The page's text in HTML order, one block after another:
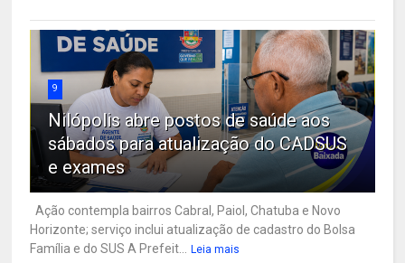
9
Nilópolis abre postos de saúde aos
sábados para atualização do CADSUS
e exames
Ação contempla bairros Cabral, Paiol, Chatuba e Novo
Horizonte; serviço inclui atualização de cadastro do Bolsa
Família e do SUS A Prefeit...
Leia mais